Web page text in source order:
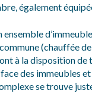
également
ensemble
(chauffée
à la disposition
des immeubles
se trouve